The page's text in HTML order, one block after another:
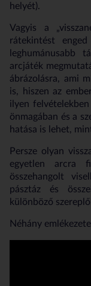
helyét).
Vagyis a
rátekintést
leghumánusabb
arcjáték
ábrázolásra, ami
is, hiszen az
ilyen
önmagában és a
hatása is lehet,
Persze olyan
egyetlen arcra
összehangolt
pásztáz és
különböző
Néhány